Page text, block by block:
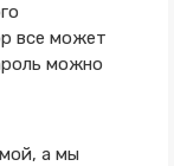
все может
можно
а мы